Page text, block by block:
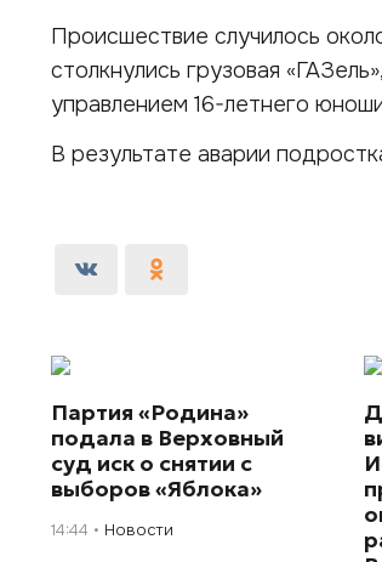
Происшествие случилось
столкнулись грузовая
управлением 16-летнего
В результате аварии
Партия «Родина»
подала в Верховный
суд иск о снятии с
выборов «Яблока»
14:44 Новости